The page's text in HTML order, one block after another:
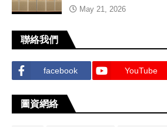
May 21, 2026
聯絡我們
facebook YouTube
圖資網絡